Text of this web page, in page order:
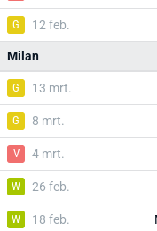
G 12 feb.
Milan
G 13 mrt.
G 8 mrt.
V 4 mrt.
W 26 feb.
W 18 feb.